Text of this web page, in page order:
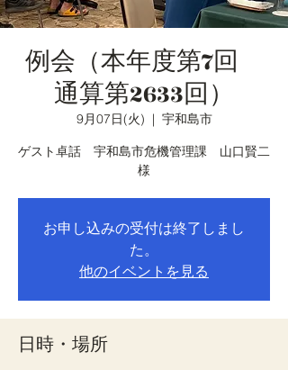
例会（本年度第7回
通算第2633回）
9月07日(火)
  |
宇和島市
ゲスト卓話 宇和島市危機管理課 山口賢二
様
お申し込みの受付は終了しまし
た。
他のイベントを見る
日時・場所